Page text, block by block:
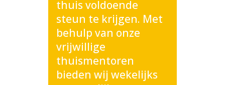
thuis voldoende
steun te krijgen. Met
behulp van onze
vrijwillige
thuismentoren
bieden wij wekelijks